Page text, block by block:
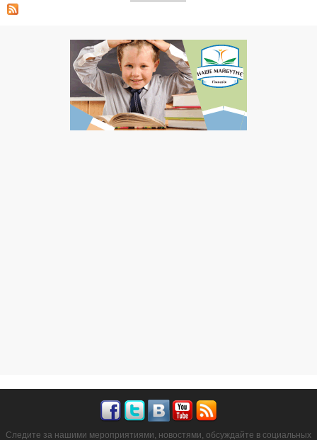
Следите за нашими мероприятиями, новостями, обсуждайте в социальных